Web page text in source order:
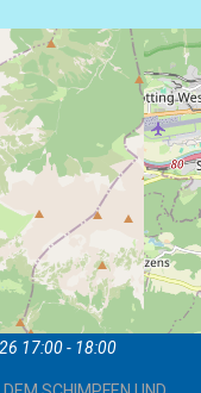
ELTERN, STARKE KINDER
20:30
HEISST NICHT
17:00- 18:00